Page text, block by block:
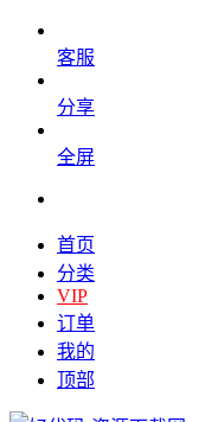
客服
分享
全屏
首页
分类
VIP
订单
我的
顶部